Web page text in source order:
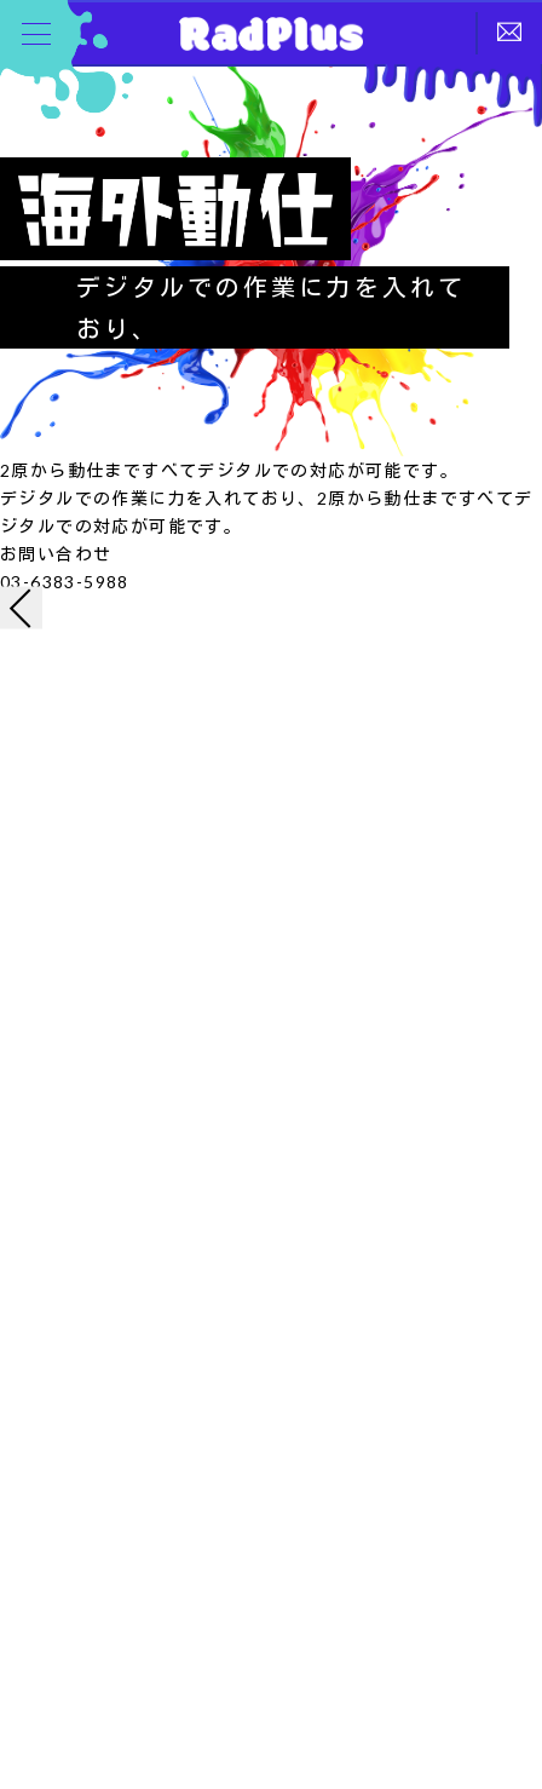
デジタルでの作業に力を入れて
おり、
2原から動仕まですべてデジタルでの対応が可能です。
デジタルでの作業に力を入れており、2原から動仕まですべてデ
ジタルでの対応が可能です。
お問い合わせ
03-6383-5988